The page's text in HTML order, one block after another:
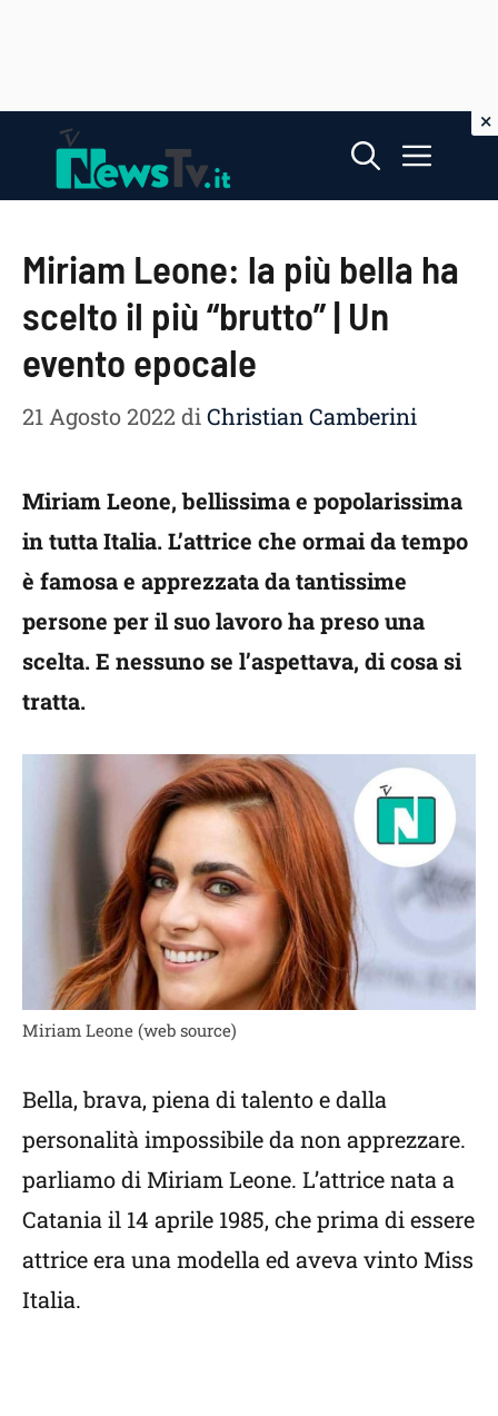
contenuto
Menu
Miriam Leone: la più bella ha
scelto il più “brutto” | Un
evento epocale
21 Agosto 2022diChristian Camberini
Miriam Leone, bellissima e popolarissima
in tutta Italia. L’attrice che ormai da tempo
è famosa e apprezzata da tantissime
persone per il suo lavoro ha preso una
scelta. E nessuno se l’aspettava, di cosa si
tratta.
Miriam Leone (web source)
Bella, brava, piena di talento e dalla
personalità impossibile da non apprezzare.
parliamo di Miriam Leone. L’attrice nata a
Catania il 14 aprile 1985, che prima di essere
attrice era una modella ed aveva vinto Miss
Italia.